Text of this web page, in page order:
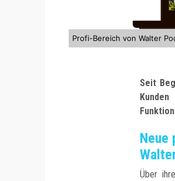
Profi-Bereich von Walter
Seit
Neue
Über